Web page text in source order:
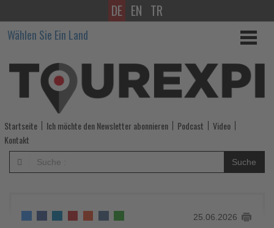
Antalya
führt
TUI-
Sommerranking
wieder
an
was
DE EN TR
Wählen Sie Ein Land
Startseite Ich möchte den Newsletter abonnieren Podcast
Video
Kontakt
Suche
25.06.2026